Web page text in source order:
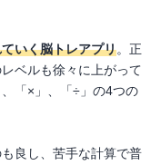
いく脳トレアプリ。正
ベルも徐々に上がって
「×」、「÷」の4つの
良し、苦手な計算で普